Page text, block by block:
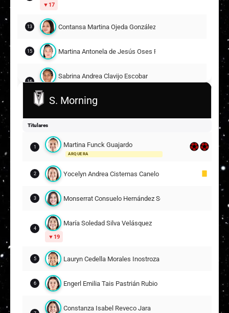
17
13 Contansa Martina Ojeda González
15 Martina Antonela de Jesús Oses Parra
16
Sabrina Andrea Clavijo Escobar
Natalia Andrea Pino Millas
22 Yaiza Camus Orrego
Alexia Scarlett Gallardo Arteaga
16
Rania Verena Sansur Osorio
Isidora Antonia Agurto González
19
Paloma Aracely Bustamante Duarte
S. Morning
Titulares
1 Martina Funck Guajardo
ARQUERA
2 Yocelyn Andrea Cisternas Canelo
3 Monserrat Consuelo Hernández Scarpati
4
María Soledad Silva Velásquez
19
5 Lauryn Cedella Morales Inostroza
6 Engerl Emilia Tais Pastrián Rubio
Constanza Isabel Reveco Jara